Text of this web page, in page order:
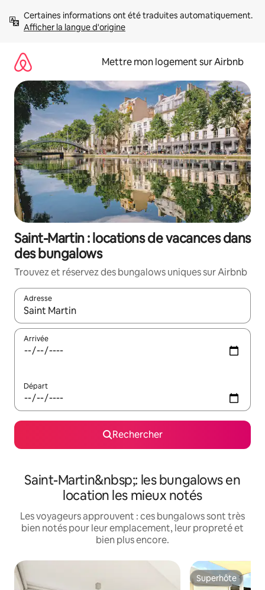
directement
Afficher la langue d'origine
Mettre mon logement sur Airbnb
Saint-Martin : locations de vacances dans
des bungalows
Trouvez et réservez des bungalows uniques sur Airbnb
Adresse
Lorsque les résultats s'affichent, utilisez les flèches vers le
Arrivée
Départ
Rechercher
Saint-Martin&nbsp;: les bungalows en
location les mieux notés
Les voyageurs approuvent : ces bungalows sont très
bien notés pour leur emplacement, leur propreté et
bien plus encore.
Superhôte
Superhôte